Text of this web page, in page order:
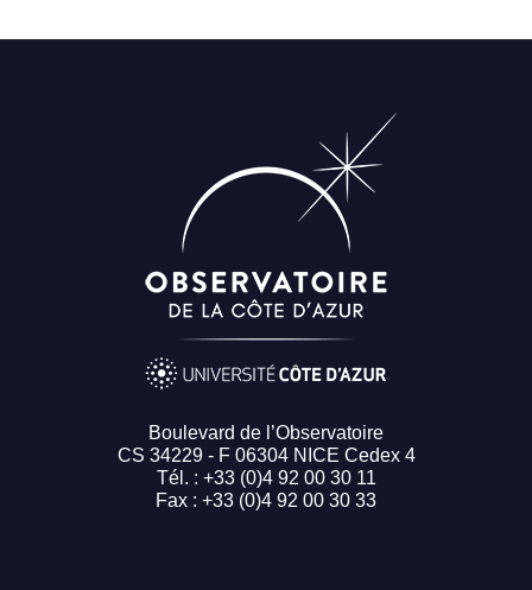
Boulevard de l’Observatoire
CS 34229 - F 06304 NICE Cedex 4
Tél. : +33 (0)4 92 00 30 11
Fax : +33 (0)4 92 00 30 33